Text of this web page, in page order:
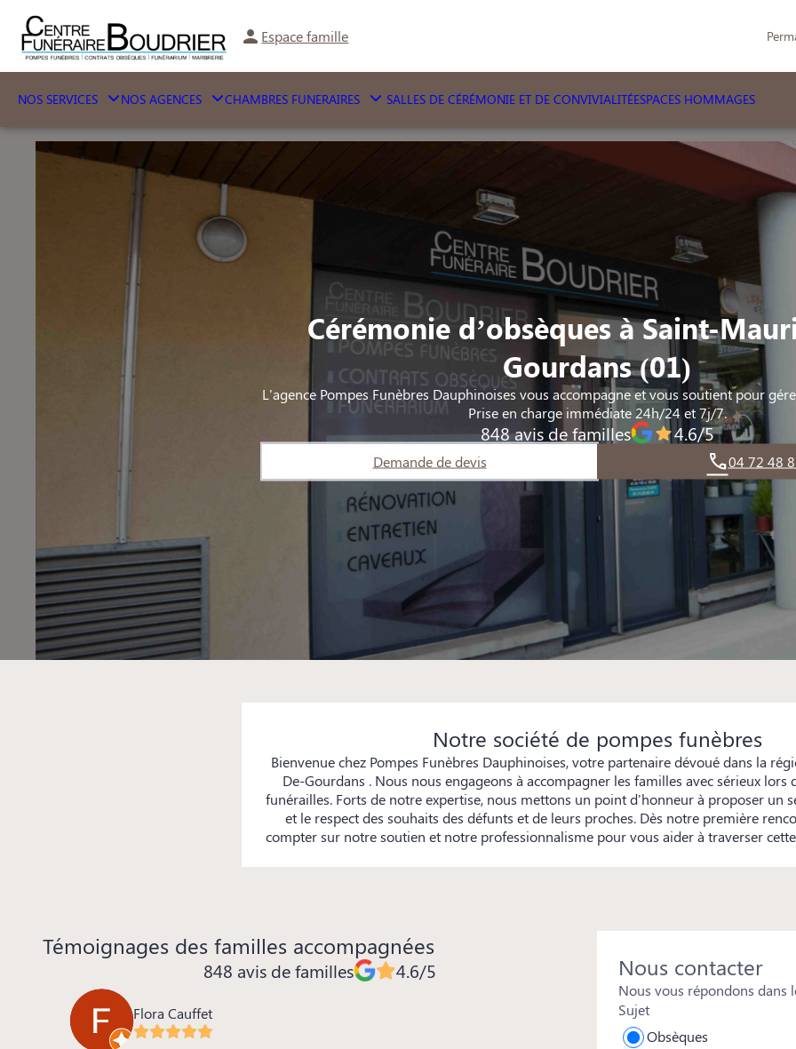
Espace famille
NOS SERVICES NOS AGENCES CHAMBRES FUNERAIRES SALLES DE CÉRÉMONIE ET DE CONVIVIALITÉESPACES HOMMAGES
Cérémonie d’obsèques à Saint-
Gourdans (01)
L'agence Pompes Funèbres Dauphinoises vous accompagne et vous soutient pour
Prise en charge immédiate 24h/24 et 7j/7.
848 avis de familles 4.6/5
Demande de devis 04 72 48
Notre société de pompes funèbres
Bienvenue chez Pompes Funèbres Dauphinoises, votre partenaire dévoué dans la
De-Gourdans . Nous nous engageons à accompagner les familles avec sérieux lors
funérailles. Forts de notre expertise, nous mettons un point d'honneur à proposer un
et le respect des souhaits des défunts et de leurs proches. Dès notre première
compter sur notre soutien et notre professionnalisme pour vous aider à traverser
Témoignages des familles accompagnées
848 avis de familles 4.6/5
Flora Cauffet Isabelle REYMOND
Nous contacter
Nous vous répondons dans
Sujet
Obsèques